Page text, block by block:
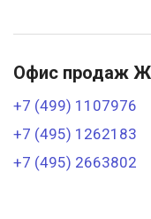
Офис продаж
+7 (499) 1107976
+7 (495) 1262183
+7 (495) 2663802